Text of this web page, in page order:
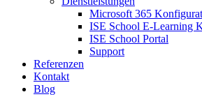
Microsoft 365
ISE School E-Learning
ISE School Portal
Support
Referenzen
Kontakt
Blog